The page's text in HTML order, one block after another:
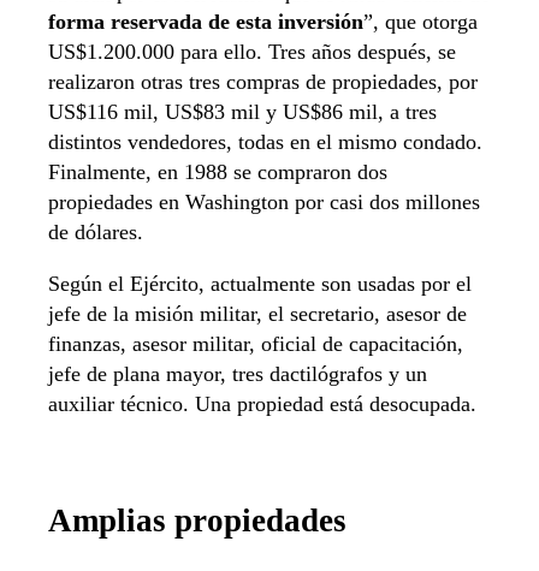
forma reservada de esta inversión”, que otorga
US$1.200.000 para ello. Tres años después, se
realizaron otras tres compras de propiedades, por
US$116 mil, US$83 mil y US$86 mil, a tres
distintos vendedores, todas en el mismo condado.
Finalmente, en 1988 se compraron dos
propiedades en Washington por casi dos millones
de dólares.
Según el Ejército, actualmente son usadas por el
jefe de la misión militar, el secretario, asesor de
finanzas, asesor militar, oficial de capacitación,
jefe de plana mayor, tres dactilógrafos y un
auxiliar técnico. Una propiedad está desocupada.
Amplias propiedades